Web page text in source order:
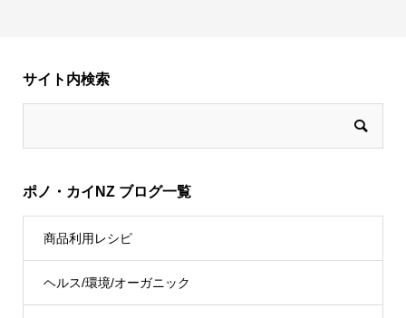
サイト内検索
ポノ・カイNZ ブログ一覧
商品利用レシピ
ヘルス/環境/オーガニック